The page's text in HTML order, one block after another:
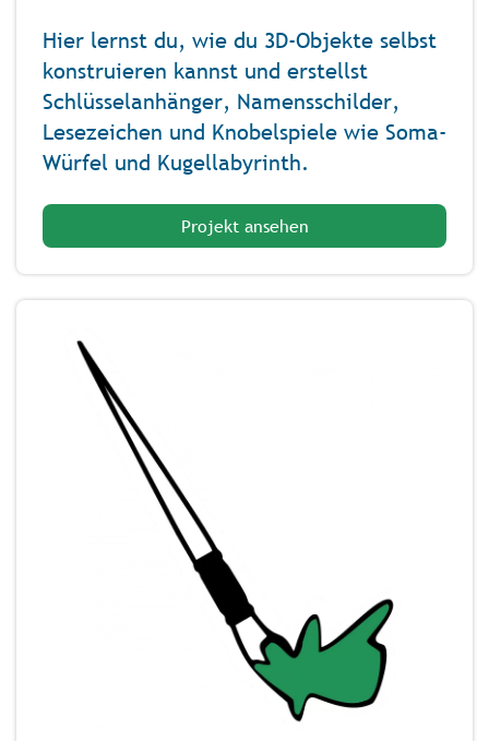
Hier lernst du, wie du 3D-Objekte selbst
konstruieren kannst und erstellst
Schlüsselanhänger, Namensschilder,
Lesezeichen und Knobelspiele wie Soma-
Würfel und Kugellabyrinth.
Projekt ansehen